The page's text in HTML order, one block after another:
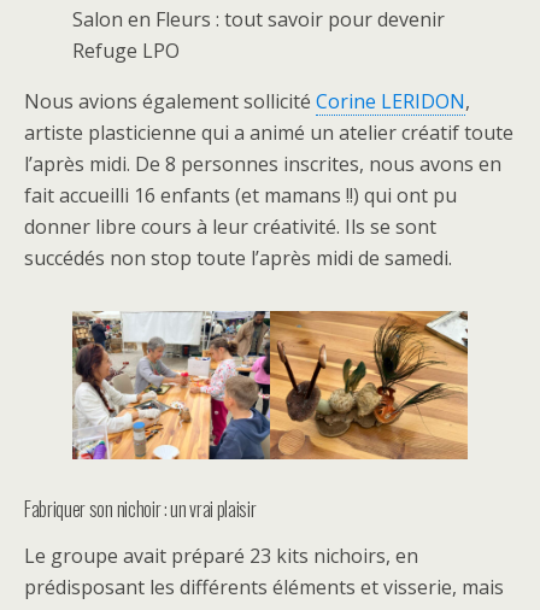
Salon en Fleurs : tout savoir pour devenir
Refuge LPO
Nous avions également sollicité Corine LERIDON,
artiste plasticienne qui a animé un atelier créatif toute
l’après midi. De 8 personnes inscrites, nous avons en
fait accueilli 16 enfants (et mamans !!) qui ont pu
donner libre cours à leur créativité. Ils se sont
succédés non stop toute l’après midi de samedi.
Fabriquer son nichoir : un vrai plaisir
Le groupe avait préparé 23 kits nichoirs, en
prédisposant les différents éléments et visserie, mais